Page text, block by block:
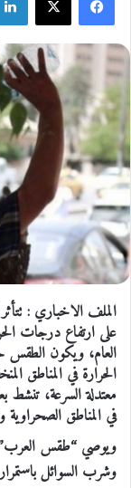
الملف الاخباري :
على ارتفاع درجات
العام، ويكون الطقس
الحرارة في المناطق
معتدلة السرعة، تنشط
في المناطق
ويوصي “طقس العرب”
وشرب السوائل